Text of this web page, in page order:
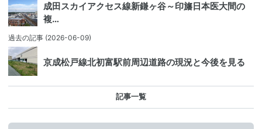
成田スカイアクセス線新鎌ヶ谷～印旛日本医大間の
複…
過去の記事 (2026-06-09)
京成松戸線北初富駅前周辺道路の現況と今後を見る
記事一覧